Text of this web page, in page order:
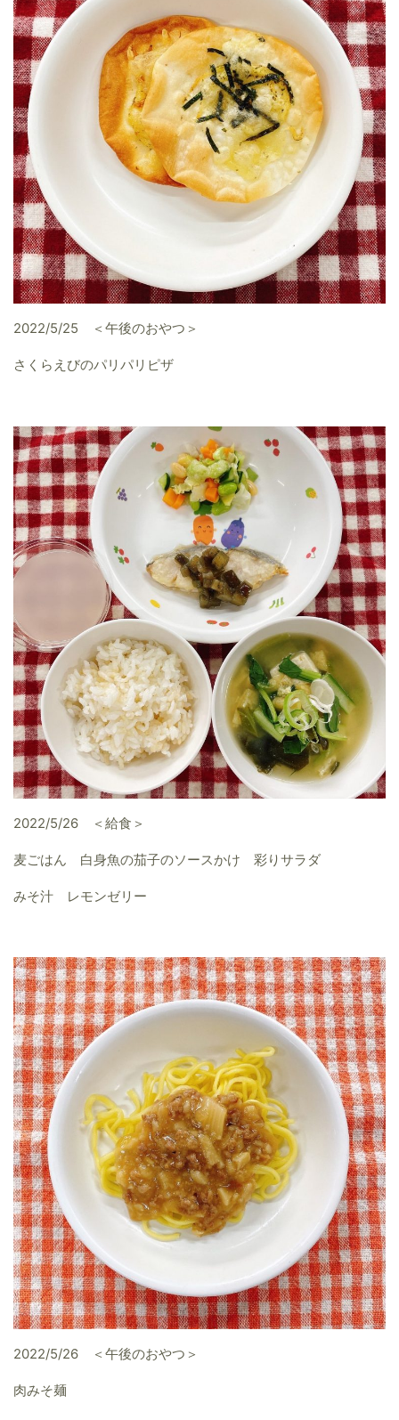
2022/5/25 ＜午後のおやつ＞
さくらえびのパリパリピザ
2022/5/26 ＜給食＞
麦ごはん 白身魚の茄子のソースかけ 彩りサラダ
みそ汁 レモンゼリー
2022/5/26 ＜午後のおやつ＞
肉みそ麺